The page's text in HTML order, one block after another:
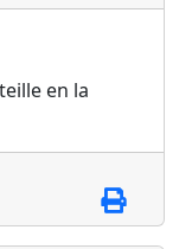
en la